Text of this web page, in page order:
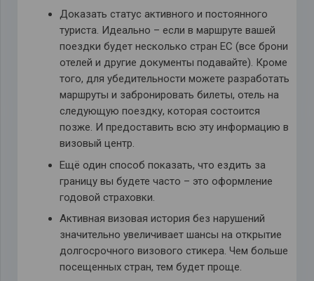
Доказать статус активного и постоянного
туриста. Идеально – если в маршруте вашей
поездки будет несколько стран ЕС (все брони
отелей и другие документы подавайте). Кроме
того, для убедительности можете разработать
маршруты и забронировать билеты, отель на
следующую поездку, которая состоится
позже. И предоставить всю эту информацию в
визовый центр.
Ещё один способ показать, что ездить за
границу вы будете часто – это оформление
годовой страховки.
Активная визовая история без нарушений
значительно увеличивает шансы на открытие
долгосрочного визового стикера. Чем больше
посещенных стран, тем будет проще.